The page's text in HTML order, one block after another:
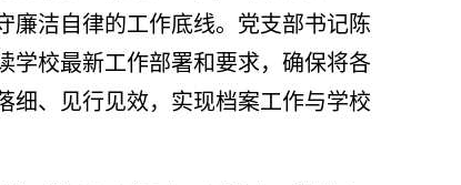
廉洁自律的工作底线。党支部书记陈
学校最新工作部署和要求，确保将各
细、见行见效，实现档案工作与学校